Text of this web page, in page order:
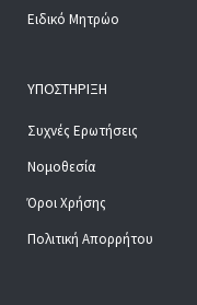
Ειδικό Μητρώο
ΥΠΟΣΤΉΡΙΞΗ
Συχνές Ερωτήσεις
Νομοθεσία
Όροι Χρήσης
Πολιτική Απορρήτου